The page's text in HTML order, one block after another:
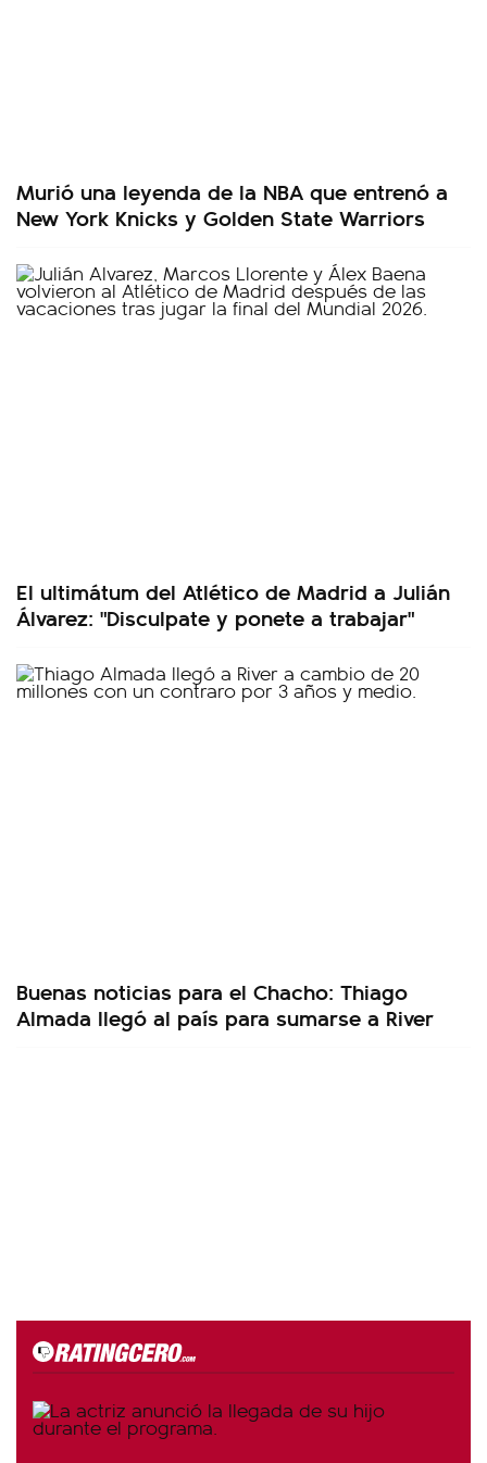
Murió una leyenda de la NBA que entrenó a
New York Knicks y Golden State Warriors
El ultimátum del Atlético de Madrid a Julián
Álvarez: "Disculpate y ponete a trabajar"
Buenas noticias para el Chacho: Thiago
Almada llegó al país para sumarse a River